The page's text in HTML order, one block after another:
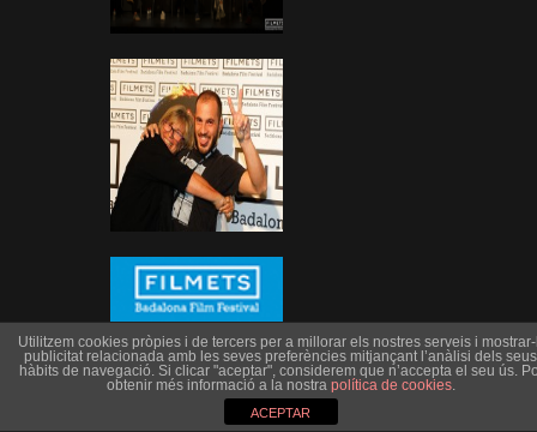
Utilitzem cookies pròpies i de tercers per a millorar els nostres serveis i
publicitat relacionada amb les seves preferències mitjançant l’anàlisi dels seus
hàbits de navegació. Si clicar "aceptar", considerem que n’accepta el seu ús.
obtenir més informació a la nostra política de cookies.
ACEPTAR